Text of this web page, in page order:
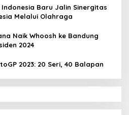
Baru Jalin Sinergitas
Melalui Olahraga
Naik Whoosh ke Bandung
2024
2023: 20 Seri, 40 Balapan